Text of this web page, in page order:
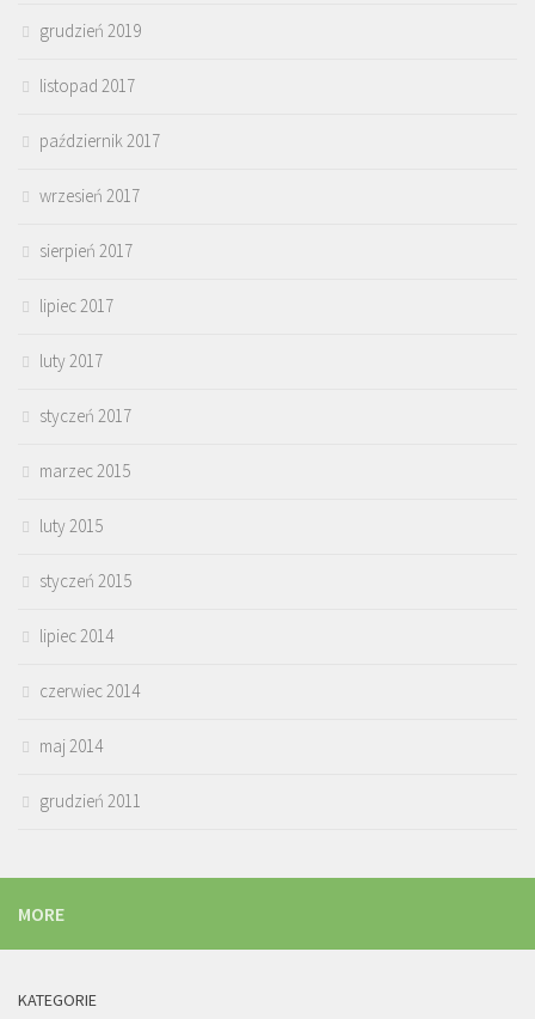
grudzień 2019
listopad 2017
październik 2017
wrzesień 2017
sierpień 2017
lipiec 2017
luty 2017
styczeń 2017
marzec 2015
luty 2015
styczeń 2015
lipiec 2014
czerwiec 2014
maj 2014
grudzień 2011
MORE
KATEGORIE